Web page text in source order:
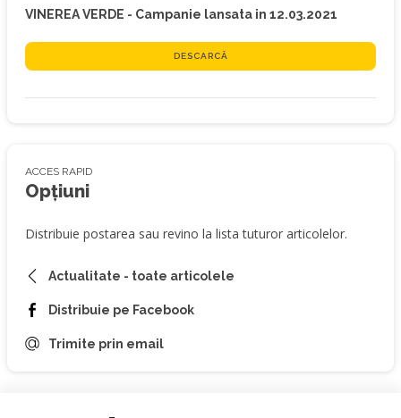
VINEREA VERDE - Campanie lansata in 12.03.2021
DESCARCĂ
ACCES RAPID
Opțiuni
Distribuie postarea sau revino la lista tuturor articolelor.
Actualitate - toate articolele
Distribuie pe Facebook
Trimite prin email